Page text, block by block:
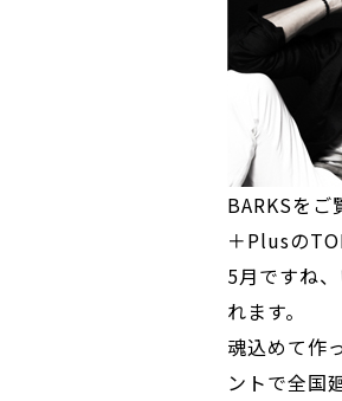
BARKSをご
＋Plusの
5月ですね
れます。
魂込めて作
ントで全国